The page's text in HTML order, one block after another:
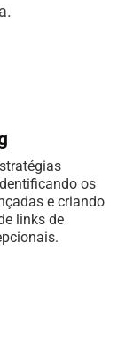
os
e criando
links de